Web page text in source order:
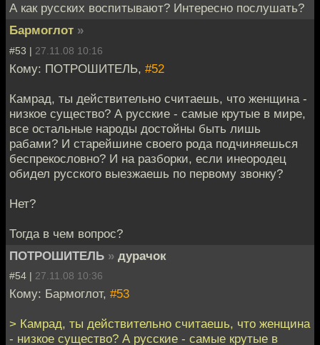
А как русских воспитывают? Интересно послушать?
Бармоглот »
#53 | 27.11.08 10:16
Кому: ПОТРОШИТЕЛЬ, #52
Камрад, ты действительно считаешь, что женщина -
низкое существо? А русские - самые крутые в мире,
все остальные народы достойны быть лишь
рабами? И старейшине своего рода подчиняешься
беспрекословно? И на разборки, если инеородец
обидел русского выезжаешь по первому звонку?
Нет?
Тогда в чем вопрос?
ПОТРОШИТЕЛЬ » дурачок
#54 | 27.11.08 10:36
Кому: Бармоглот, #53
> Камрад, ты действительно считаешь, что женщина
- низкое существо? А русские - самые крутые в